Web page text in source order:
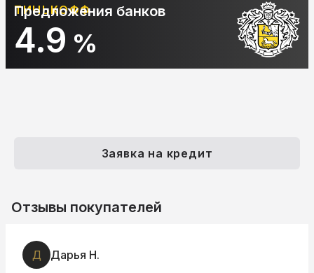
ТИНЬКОФФ
4.9 %
Предложения банков
Заявка на кредит
Отзывы покупателей
Д Дарья Н.